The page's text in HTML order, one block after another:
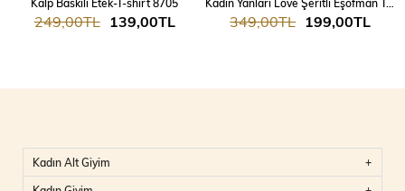
Kalp Baskılı Etek-T-shirt 8705
139,00TL
249,00TL
Kadın Yanları Love Şeritli Eşofman Takım 7025
199,00TL
349,00TL
Kadın Alt Giyim